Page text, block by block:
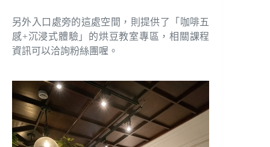
另外入口處旁的這處空間，則提供了「咖啡五
感+沉浸式體驗」的烘豆教室專區，相關課程
資訊可以洽詢粉絲團喔。